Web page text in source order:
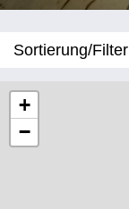
Sortierung/Filter
+
−